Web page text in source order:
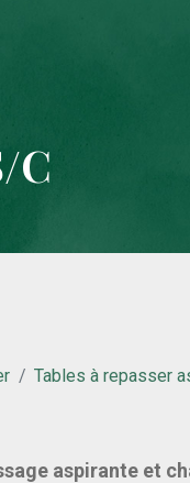
C
Tables à repasser
aspirante et